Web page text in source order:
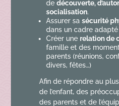
de découverte,
socialisation.
Assurer sa sécurité
dans un cadre
Créer une relation de
famille et des
parents (réunions,
divers, fêtes…)
Afin de répondre au
de l’enfant, des
des parents et de